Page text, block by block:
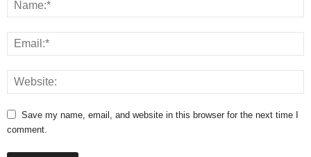
Save my name, email, and website in this browser for the next time I
comment.